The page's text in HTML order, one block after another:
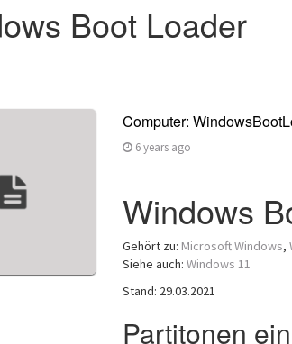
Boot Loader
Computer:
6 years ago
Windows
Gehört zu: Microsoft Windows,
Siehe auch: Windows 11
Stand: 29.03.2021
Partitonen